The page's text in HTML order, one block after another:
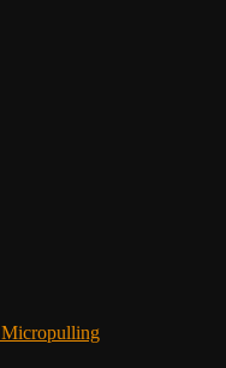
Micropulling